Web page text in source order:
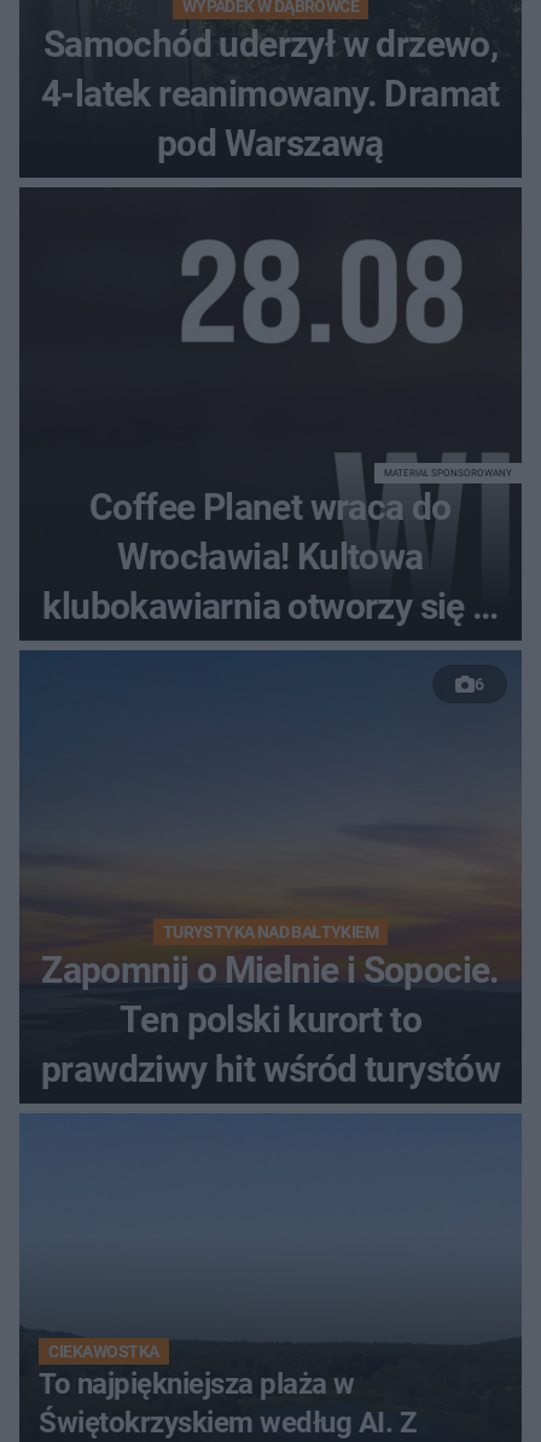
WYPADEK W DĄBRÓWCE
Samochód uderzył w drzewo,
4-latek reanimowany. Dramat
pod Warszawą
Coffee Planet wraca do
Wrocławia! Kultowa
klubokawiarnia otworzy się w
nowym miejscu
MATERIAŁ SPONSOROWANY
6
TURYSTYKA NAD BAŁTYKIEM
Zapomnij o Mielnie i Sopocie.
Ten polski kurort to
prawdziwy hit wśród turystów
CIEKAWOSTKA
To najpiękniejsza plaża w
Świętokrzyskiem według AI. Z